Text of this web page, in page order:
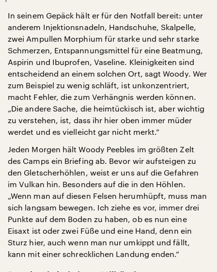
In seinem Gepäck hält er für den Notfall bereit: unter
anderem Injektionsnadeln, Handschuhe, Skalpelle,
zwei Ampullen Morphium für starke und sehr starke
Schmerzen, Entspannungsmittel für eine Beatmung,
Aspirin und Ibuprofen, Vaseline. Kleinigkeiten sind
entscheidend an einem solchen Ort, sagt Woody. Wer
zum Beispiel zu wenig schläft, ist unkonzentriert,
macht Fehler, die zum Verhängnis werden können.
„Die andere Sache, die heimtückisch ist, aber wichtig
zu verstehen, ist, dass ihr hier oben immer müder
werdet und es vielleicht gar nicht merkt.”
Jeden Morgen hält Woody Peebles im größten Zelt
des Camps ein Briefing ab. Bevor wir aufsteigen zu
den Gletscherhöhlen, weist er uns auf die Gefahren
im Vulkan hin. Besonders auf die in den Höhlen.
„Wenn man auf diesen Felsen herumhüpft, muss man
sich langsam bewegen. Ich ziehe es vor, immer drei
Punkte auf dem Boden zu haben, ob es nun eine
Eisaxt ist oder zwei Füße und eine Hand, denn ein
Sturz hier, auch wenn man nur umkippt und fällt,
kann mit einer schrecklichen Landung enden.”